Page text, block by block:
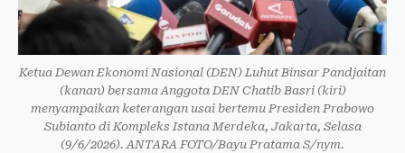
Ketua Dewan Ekonomi Nasional (DEN) Luhut Binsar Pandjaitan
(kanan) bersama Anggota DEN Chatib Basri (kiri)
menyampaikan keterangan usai bertemu Presiden Prabowo
Subianto di Kompleks Istana Merdeka, Jakarta, Selasa
(9/6/2026). ANTARA FOTO/Bayu Pratama S/nym.